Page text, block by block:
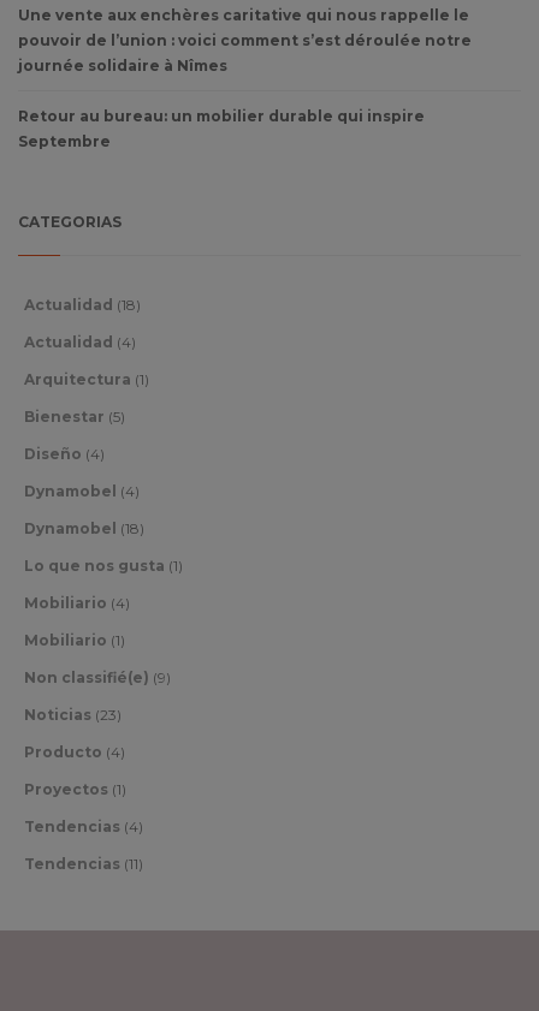
Une vente aux enchères caritative qui nous rappelle le
pouvoir de l’union : voici comment s’est déroulée notre
journée solidaire à Nîmes
Retour au bureau: un mobilier durable qui inspire
Septembre
CATEGORIAS
Actualidad (18)
Actualidad (4)
Arquitectura (1)
Bienestar (5)
Diseño (4)
Dynamobel (4)
Dynamobel (18)
Lo que nos gusta (1)
Mobiliario (4)
Mobiliario (1)
Non classifié(e) (9)
Noticias (23)
Producto (4)
Proyectos (1)
Tendencias (4)
Tendencias (11)